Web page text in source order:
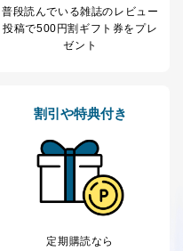
普段読んでいる雑誌のレビュー
投稿で500円割ギフト券をプレ
ゼント
割引や特典付き
定期購読なら